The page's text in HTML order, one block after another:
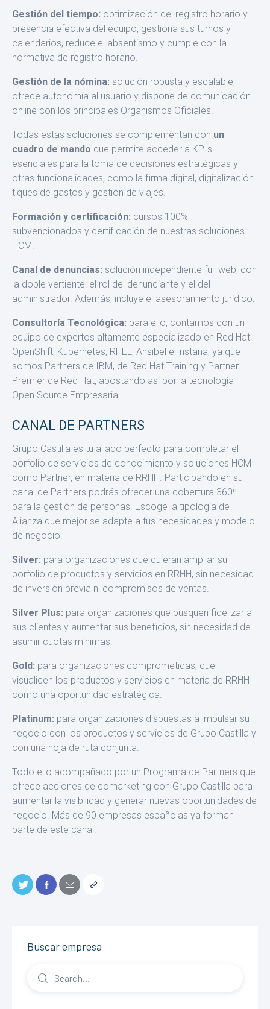
Gestión del tiempo: optimización del registro horario y
presencia efectiva del equipo, gestiona sus turnos y
calendarios, reduce el ab­sentismo y cumple con la
normativa de registro horario.
Gestión de la nómina: solución robusta y escalable,
ofrece autono­mía al usuario y dispone de comunicación
online con los principales Organismos Oficiales.
Todas estas soluciones se complementan con un
cuadro de mando que permite acceder a KPIs
esenciales para la toma de decisiones estratégicas y
otras funcionalidades, como la firma digital, digitaliza­ción
tiques de gastos y gestión de viajes.
Formación y certificación: cursos 100%
subvencionados y certifica­ción de nuestras soluciones
HCM.
Canal de denuncias: solución independiente full web, con
la doble vertiente: el rol del denunciante y el del
administrador. Además, in­cluye el asesoramiento jurídico.
Consultoría Tecnológica: para ello, contamos con un
equipo de ex­pertos altamente especializado en Red Hat
OpenShift, Kubernetes, RHEL, Ansibel e Instana, ya que
somos Partners de IBM, de Red Hat Training y Partner
Premier de Red Hat, apostando así por la tecnolo­gía
Open Source Empresarial.
CANAL DE PARTNERS
Grupo Castilla es tu aliado perfecto para completar el
porfolio de servicios de conocimiento y soluciones HCM
como Partner, en ma­teria de RRHH. Participando en su
canal de Partners podrás ofrecer una cobertura 360º
para la gestión de personas. Escoge la tipolo­gía de
Alianza que mejor se adapte a tus necesidades y modelo
de negocio:
Silver: para organizaciones que quieran ampliar su
porfolio de pro­ductos y servicios en RRHH, sin necesidad
de inversión previa ni compromisos de ventas.
Silver Plus: para organizaciones que busquen fidelizar a
sus clien­tes y aumentar sus beneficios, sin necesidad de
asumir cuotas míni­mas.
Gold: para organizaciones comprometidas, que
visualicen los pro­ductos y servicios en materia de RRHH
como una oportunidad estra­tégica.
Platinum: para organizaciones dispuestas a impulsar su
negocio con los productos y servicios de Grupo Castilla y
con una hoja de ruta conjunta.
Todo ello acompañado por un Programa de Partners que
ofrece ac­ciones de comarketing con Grupo Castilla para
aumentar la visibili­dad y generar nuevas oportunidades de
negocio. Más de 90 empre­sas españolas ya forman
parte de este canal.
Buscar empresa